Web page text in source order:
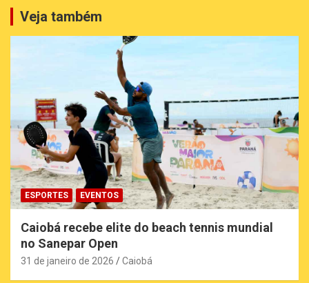
Veja também
ESPORTES EVENTOS
Caiobá recebe elite do beach tennis mundial
no Sanepar Open
31 de janeiro de 2026 Caiobá